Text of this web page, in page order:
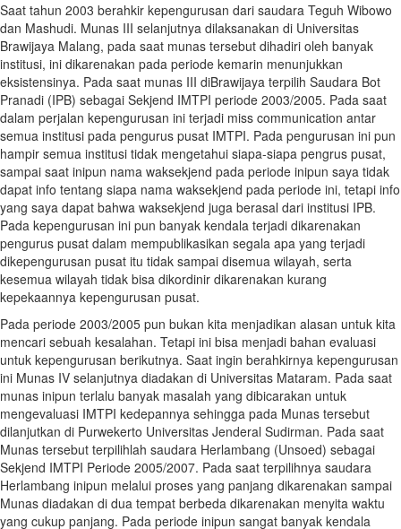
Saat tahun 2003 berahkir kepengurusan dari saudara Teguh Wibowo
dan Mashudi. Munas III selanjutnya dilaksanakan di Universitas
Brawijaya Malang, pada saat munas tersebut dihadiri oleh banyak
institusi, ini dikarenakan pada periode kemarin menunjukkan
eksistensinya. Pada saat munas III diBrawijaya terpilih Saudara Bot
Pranadi (IPB) sebagai Sekjend IMTPI periode 2003/2005. Pada saat
dalam perjalan kepengurusan ini terjadi miss communication antar
semua institusi pada pengurus pusat IMTPI. Pada pengurusan ini pun
hampir semua institusi tidak mengetahui siapa-siapa pengrus pusat,
sampai saat inipun nama waksekjend pada periode inipun saya tidak
dapat info tentang siapa nama waksekjend pada periode ini, tetapi info
yang saya dapat bahwa waksekjend juga berasal dari institusi IPB.
Pada kepengurusan ini pun banyak kendala terjadi dikarenakan
pengurus pusat dalam mempublikasikan segala apa yang terjadi
dikepengurusan pusat itu tidak sampai disemua wilayah, serta
kesemua wilayah tidak bisa dikordinir dikarenakan kurang
kepekaannya kepengurusan pusat.
Pada periode 2003/2005 pun bukan kita menjadikan alasan untuk kita
mencari sebuah kesalahan. Tetapi ini bisa menjadi bahan evaluasi
untuk kepengurusan berikutnya. Saat ingin berahkirnya kepengurusan
ini Munas IV selanjutnya diadakan di Universitas Mataram. Pada saat
munas inipun terlalu banyak masalah yang dibicarakan untuk
mengevaluasi IMTPI kedepannya sehingga pada Munas tersebut
dilanjutkan di Purwekerto Universitas Jenderal Sudirman. Pada saat
Munas tersebut terpilihlah saudara Herlambang (Unsoed) sebagai
Sekjend IMTPI Periode 2005/2007. Pada saat terpilihnya saudara
Herlambang inipun melalui proses yang panjang dikarenakan sampai
Munas diadakan di dua tempat berbeda dikarenakan menyita waktu
yang cukup panjang. Pada periode inipun sangat banyak kendala